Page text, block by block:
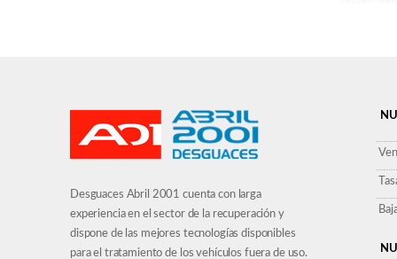
Desguaces Abril 2001 cuenta con larga
experiencia en el sector de la recuperación y
dispone de las mejores tecnologías disponibles
para el tratamiento de los vehículos fuera de uso.